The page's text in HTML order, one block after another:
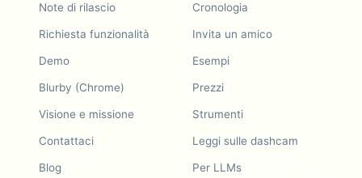
Note di rilascio
Richiesta funzionalità
Demo
Blurby (Chrome)
Visione e missione
Contattaci
Blog
Cronologia
Invita un amico
Esempi
Prezzi
Strumenti
Leggi sulle dashcam
Per LLMs